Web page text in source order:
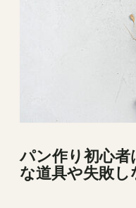
パン作り初心
な道具や失敗